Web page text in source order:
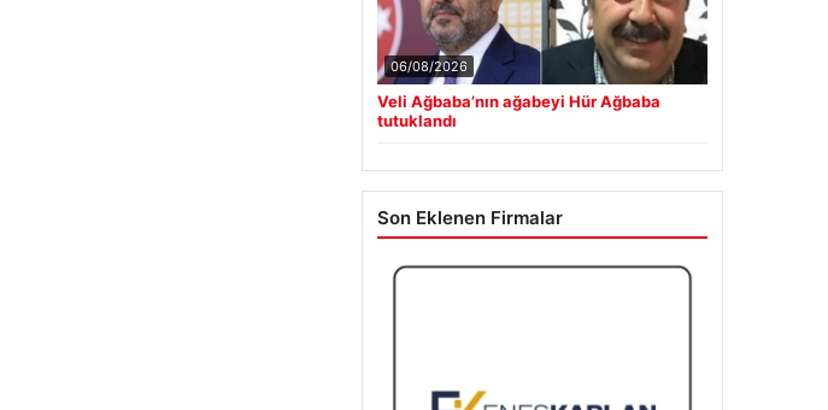
06/08/2026
Veli Ağbaba’nın ağabeyi Hür Ağbaba
tutuklandı
Son Eklenen Firmalar